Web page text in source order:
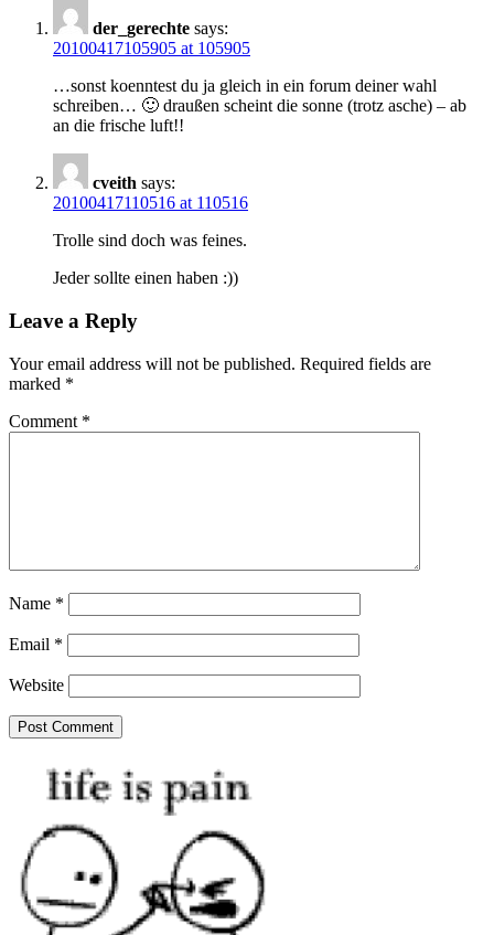
der_gerechte says:
20100417105905 at 105905
…sonst koenntest du ja gleich in ein forum deiner wahl
schreiben… 🙂 draußen scheint die sonne (trotz asche) – ab
an die frische luft!!
cveith says:
20100417110516 at 110516
Trolle sind doch was feines.
Jeder sollte einen haben :))
Leave a Reply
Your email address will not be published. Required fields are
marked *
Comment *
Name *
Email *
Website